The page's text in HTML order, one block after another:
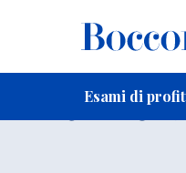
Esami di
Esame